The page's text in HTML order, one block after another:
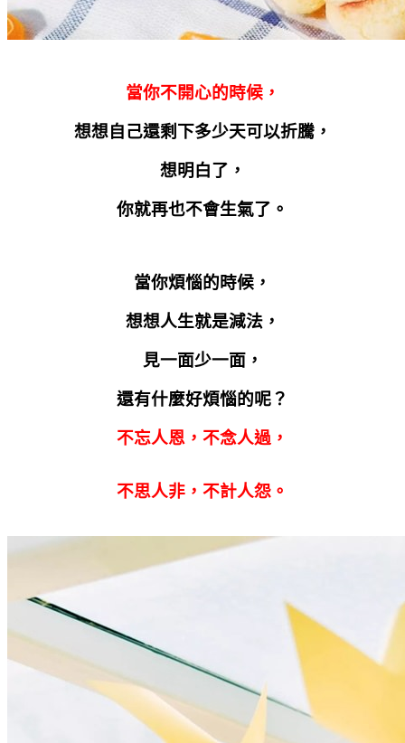
當你不開心的時候，
想想自己還剩下多少天可以折騰，
想明白了，
你就再也不會生氣了。
當你煩惱的時候，
想想人生就是減法，
見一面少一面，
還有什麼好煩惱的呢？
不忘人恩，不念人過，
不思人非，不計人怨。